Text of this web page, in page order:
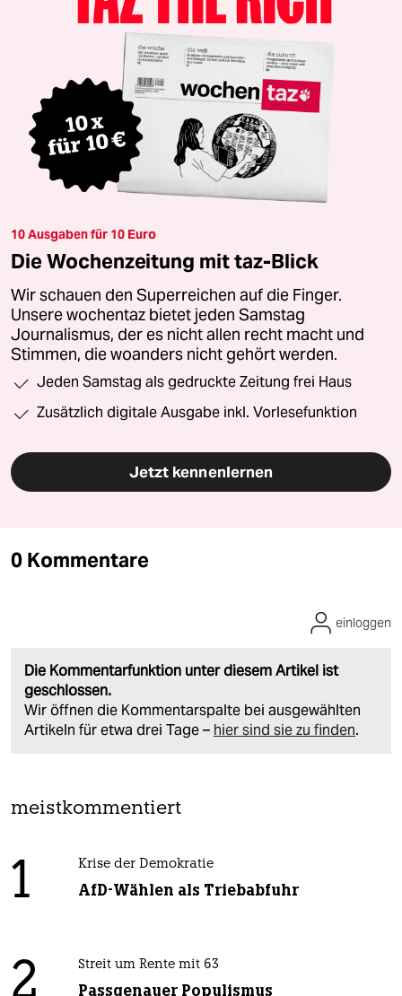
10 Ausgaben für 10 Euro
Die Wochenzeitung mit taz-Blick
Wir schauen den Superreichen auf die Finger.
Unsere wochentaz bietet jeden Samstag
Journalismus, der es nicht allen recht macht und
Stimmen, die woanders nicht gehört werden.
Jeden Samstag als gedruckte Zeitung frei Haus
Zusätzlich digitale Ausgabe inkl. Vorlesefunktion
Jetzt kennenlernen
0 Kommentare
Die Kommentarfunktion unter diesem Artikel ist
geschlossen.
Wir öffnen die Kommentarspalte bei ausgewählten
Artikeln für etwa drei Tage – hier sind sie zu finden.
einloggen
meistkommentiert
1 Krise der Demokratie
AfD-Wählen als Triebabfuhr
2 Streit um Rente mit 63
Passgenauer Populismus